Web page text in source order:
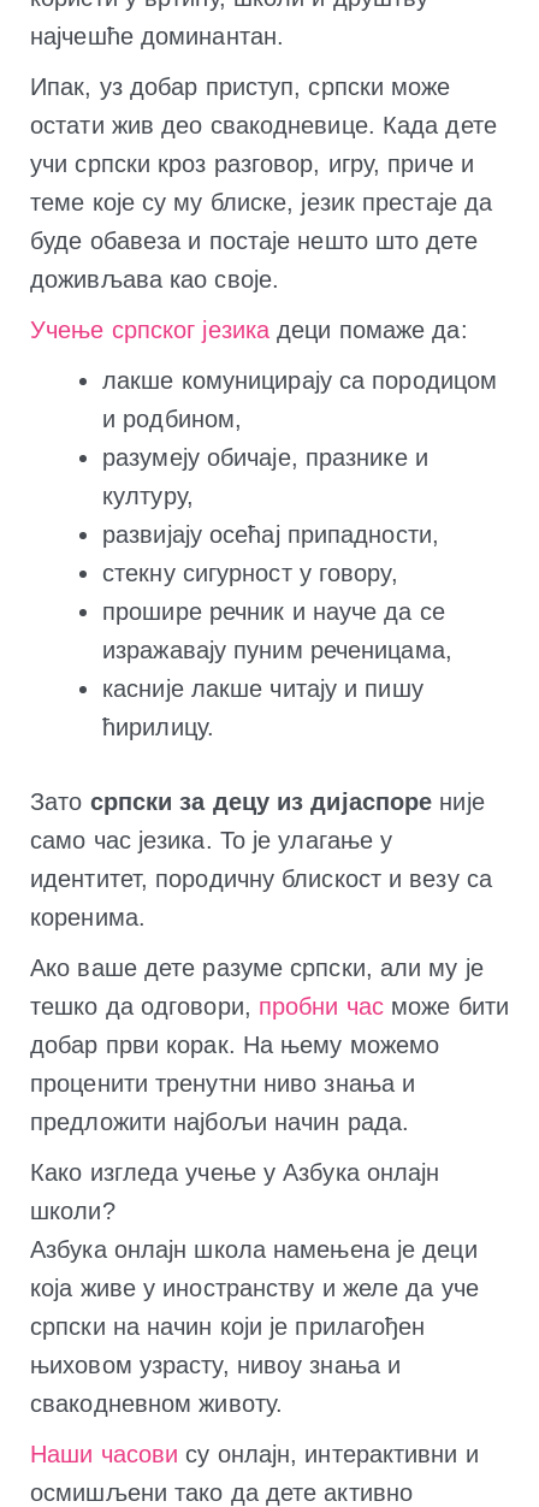
најчешће доминантан.
Ипак, уз добар приступ, српски може
остати жив део свакодневице. Када дете
учи српски кроз разговор, игру, приче и
теме које су му блиске, језик престаје да
буде обавеза и постаје нешто што дете
доживљава као своје.
Учење српског језика деци помаже да:
лакше комуницирају са породицом
и родбином,
разумеју обичаје, празнике и
културу,
развијају осећај припадности,
стекну сигурност у говору,
прошире речник и науче да се
изражавају пуним реченицама,
касније лакше читају и пишу
ћирилицу.
Зато српски за децу из дијаспоре није
само час језика. То је улагање у
идентитет, породичну блискост и везу са
коренима.
Ако ваше дете разуме српски, али му је
тешко да одговори, пробни часможе бити
добар први корак. На њему можемо
проценити тренутни ниво знања и
предложити најбољи начин рада.
Како изгледа учење у Азбука онлајн
школи?
Азбука онлајн школа намењена је деци
која живе у иностранству и желе да уче
српски на начин који је прилагођен
њиховом узрасту, нивоу знања и
свакодневном животу.
Наши часови су онлајн, интерактивни и
осмишљени тако да дете активно